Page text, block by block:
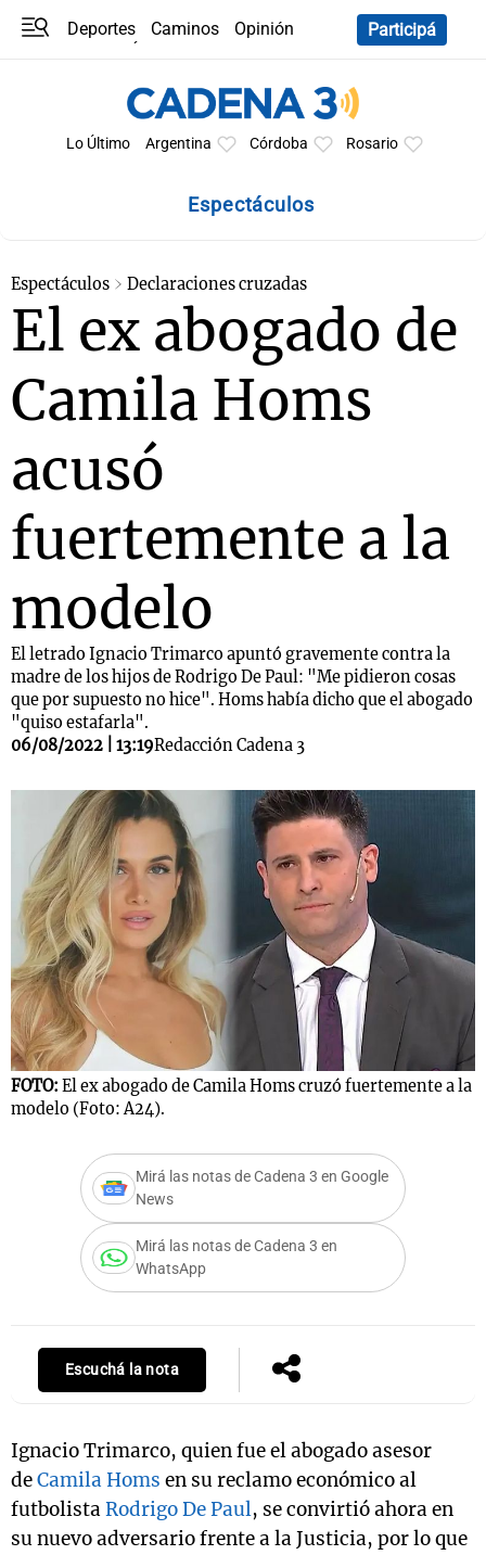
Deportes Caminos
Opinión
Participá
Lo Último Argentina Córdoba Rosario
Espectáculos
Espectáculos Declaraciones cruzadas
El ex abogado de
Camila Homs
acusó
fuertemente a la
modelo
El letrado Ignacio Trimarco apuntó gravemente contra la
madre de los hijos de Rodrigo De Paul: "Me pidieron cosas
que por supuesto no hice". Homs había dicho que el abogado
"quiso estafarla".
06/08/2022 | 13:19Redacción Cadena 3
FOTO: El ex abogado de Camila Homs cruzó fuertemente a la
modelo (Foto: A24).
Mirá las notas de Cadena 3 en Google
News
Mirá las notas de Cadena 3 en
WhatsApp
Escuchá la nota
Ignacio Trimarco, quien fue el abogado asesor
deCamila Homs en su reclamo económico al
futbolistaRodrigo De Paul, se convirtió ahora en
su nuevo adversario frente a la Justicia, por lo que
Notas
Notas